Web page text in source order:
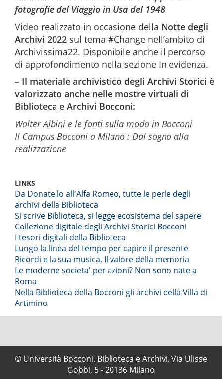
fotografie del Viaggio in Usa del 1948
Video realizzato in occasione della Notte degli
Archivi 2022 sul tema #Change nell’ambito di
Archivissima22. Disponibile anche il percorso
di approfondimento nella sezione In evidenza.
– Il materiale archivistico degli Archivi Storici è
valorizzato anche nelle mostre virtuali di
Biblioteca e Archivi Bocconi:
Walter Albini e le fonti sulla moda in Bocconi
Il Campus Bocconi a Milano : Dal sogno alla
realizzazione
LINKS
Da Donatello all'Alfa Romeo, tutte le perle degli
archivi della Biblioteca
Si scrive Biblioteca, si legge ecosistema del sapere
Collezione digitale degli Archivi Storici Bocconi
I tesori digitali della Biblioteca
Lungo la linea del tempo per capire il presente
Ricordi e la sua musica. Il valore della memoria
Le moderne societa' per azioni? Non sono nate a
Roma
Nella Biblioteca della Bocconi gli archivi della Villa di
Artimino
© Università Bocconi. Biblioteca e Archivi. Via Ulisse
Gobbi, 5 - 20136 Milano